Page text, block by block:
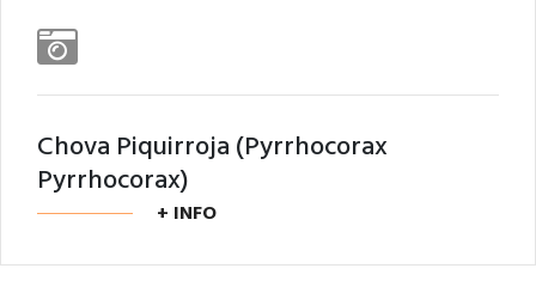
Chova Piquirroja (Pyrrhocorax
Pyrrhocorax)
+ INFO